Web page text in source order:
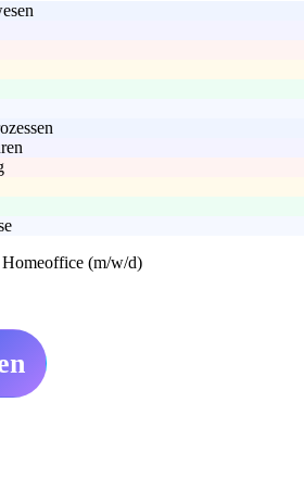
(m/w/d)